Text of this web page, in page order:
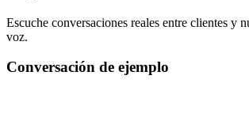
Escuche conversaciones reales entre clientes y
voz.
Conversación de ejemplo